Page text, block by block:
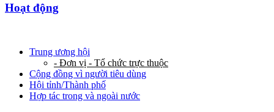
Hoạt động
Trung ương hội
- Đơn vị - Tổ chức trực thuộc
Cộng đồng vì người tiêu dùng
Hội tỉnh/Thành phố
Hợp tác trong và ngoài nước